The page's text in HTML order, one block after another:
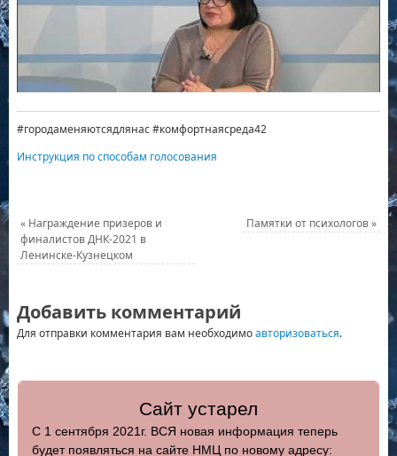
#городаменяютсядлянас #комфортнаясреда42
Инструкция по способам голосования
«Награждение призеров и
финалистов ДНК-2021 в
Ленинске-Кузнецком
Памятки от психологов»
Добавить комментарий
Для отправки комментария вам необходимоавторизоваться.
Сайт устарел
С 1 сентября 2021г. ВСЯ новая информация теперь
будет появляться на сайте НМЦ по новому адресу: